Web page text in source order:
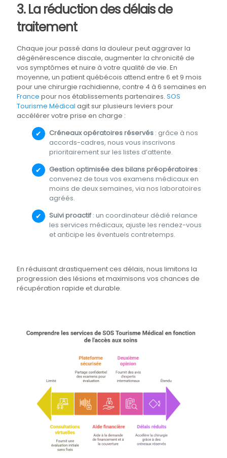
3. La réduction des délais de
traitement
Chaque jour passé dans la douleur peut aggraver la
dégénérescence discale, augmenter la chronicité de
vos symptômes et nuire à votre qualité de vie. En
moyenne, un patient québécois attend entre 6 et 9 mois
pour une chirurgie rachidienne, contre 4 à 6 semaines en
France pour nos établissements partenaires. SOS
Tourisme Médical agit sur plusieurs leviers pour
accélérer votre prise en charge :
Créneaux opératoires réservés: grâce à nos
accords-cadres, nous vous inscrivons
prioritairement sur les listes d’attente.
Gestion optimisée des bilans préopératoires:
convenez de tous vos examens médicaux en
moins de deux semaines, via nos laboratoires
agréés.
Suivi proactif: un coordinateur dédié relance
les services médicaux, ajuste les rendez-vous
et anticipe les éventuels contretemps.
En réduisant drastiquement ces délais, nous limitons la
progression des lésions et maximisons vos chances de
récupération rapide et durable.